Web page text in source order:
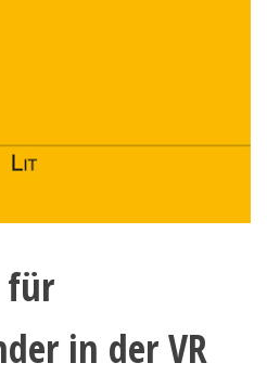
für
in der VR